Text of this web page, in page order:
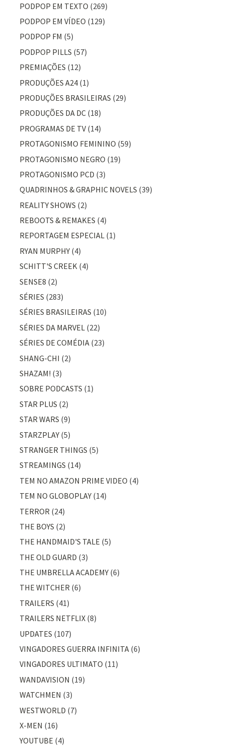
PODPOP EM TEXTO (269)
PODPOP EM VÍDEO (129)
PODPOP FM (5)
PODPOP PILLS (57)
PREMIAÇÕES (12)
PRODUÇÕES A24 (1)
PRODUÇÕES BRASILEIRAS (29)
PRODUÇÕES DA DC (18)
PROGRAMAS DE TV (14)
PROTAGONISMO FEMININO (59)
PROTAGONISMO NEGRO (19)
PROTAGONISMO PCD (3)
QUADRINHOS & GRAPHIC NOVELS (39)
REALITY SHOWS (2)
REBOOTS & REMAKES (4)
REPORTAGEM ESPECIAL (1)
RYAN MURPHY (4)
SCHITT'S CREEK (4)
SENSE8 (2)
SÉRIES (283)
SÉRIES BRASILEIRAS (10)
SÉRIES DA MARVEL (22)
SÉRIES DE COMÉDIA (23)
SHANG-CHI (2)
SHAZAM! (3)
SOBRE PODCASTS (1)
STAR PLUS (2)
STAR WARS (9)
STARZPLAY (5)
STRANGER THINGS (5)
STREAMINGS (14)
TEM NO AMAZON PRIME VIDEO (4)
TEM NO GLOBOPLAY (14)
TERROR (24)
THE BOYS (2)
THE HANDMAID'S TALE (5)
THE OLD GUARD (3)
THE UMBRELLA ACADEMY (6)
THE WITCHER (6)
TRAILERS (41)
TRAILERS NETFLIX (8)
UPDATES (107)
VINGADORES GUERRA INFINITA (6)
VINGADORES ULTIMATO (11)
WANDAVISION (19)
WATCHMEN (3)
WESTWORLD (7)
X-MEN (16)
YOUTUBE (4)